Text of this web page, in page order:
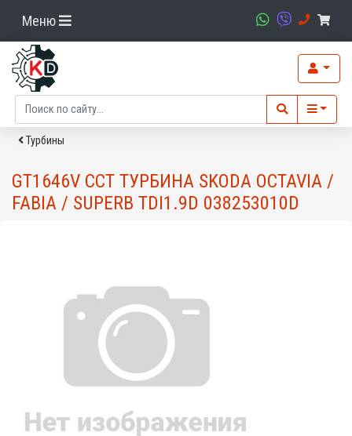
Меню
Турбины
GT1646V CCT ТУРБИНА SKODA OCTAVIA /
FABIA / SUPERB TDI1.9D 038253010D